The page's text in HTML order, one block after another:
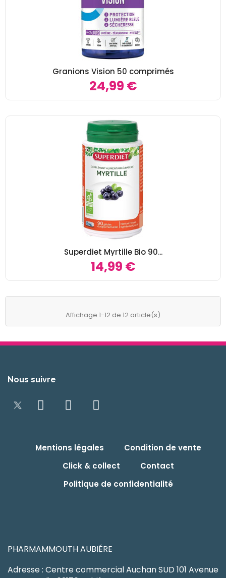
Granions Vision 50 comprimés
24,99 €
Superdiet Myrtille Bio 90...
14,99 €
Affichage 1-12 de 12 article(s)
Nous suivre
Mentions légales
Condition de vente
Click & collect
Contact
Politique de confidentialité
PHARMAMMOUTH AUBIÉRE
Adresse : Centre commercial Auchan SUD 101 Avenue